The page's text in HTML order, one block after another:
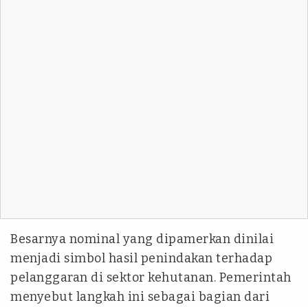
Besarnya nominal yang dipamerkan dinilai
menjadi simbol hasil penindakan terhadap
pelanggaran di sektor kehutanan. Pemerintah
menyebut langkah ini sebagai bagian dari